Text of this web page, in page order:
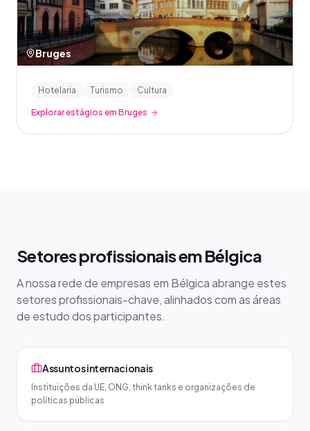
Bruges
Hotelaria Turismo Cultura
Explorar estágios em Bruges
Setores profissionais em Bélgica
A nossa rede de empresas em Bélgica abrange estes
setores profissionais-chave, alinhados com as áreas
de estudo dos participantes.
Assuntos internacionais
Instituições da UE, ONG, think tanks e organizações de
políticas públicas